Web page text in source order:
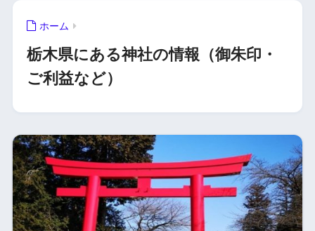
ホーム
栃木県にある神社の情報（御朱印・
ご利益など）